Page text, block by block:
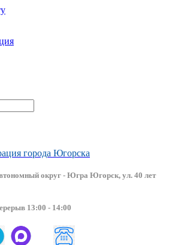
города Югорска
мный округ - Югра Югорск, ул. 40 лет
13:00 - 14:00